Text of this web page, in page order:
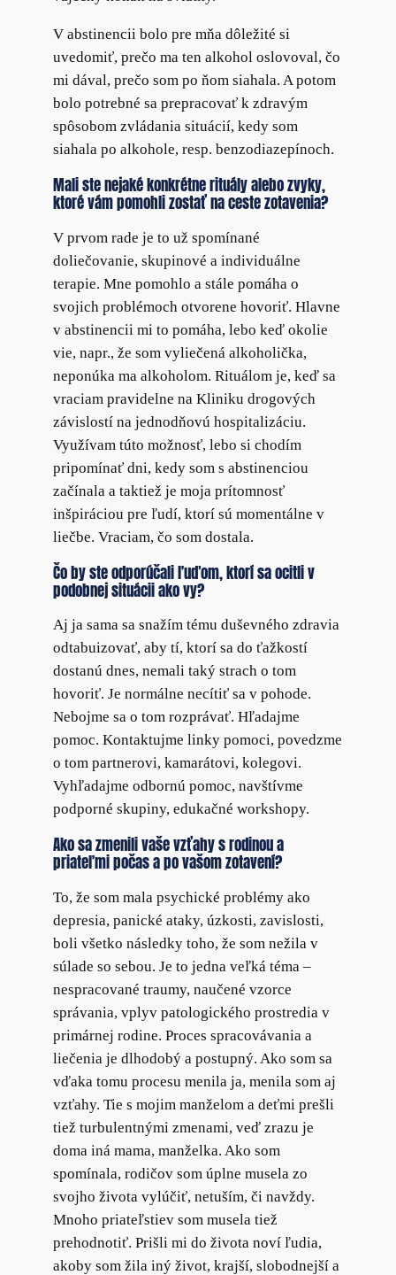
V abstinencii bolo pre mňa dôležité si
uvedomiť, prečo ma ten alkohol oslovoval, čo
mi dával, prečo som po ňom siahala. A potom
bolo potrebné sa prepracovať k zdravým
spôsobom zvládania situácií, kedy som
siahala po alkohole, resp. benzodiazepínoch.
Mali ste nejaké konkrétne rituály alebo zvyky,
ktoré vám pomohli zostať na ceste zotavenia?
V prvom rade je to už spomínané
doliečovanie, skupinové a individuálne
terapie. Mne pomohlo a stále pomáha o
svojich problémoch otvorene hovoriť. Hlavne
v abstinencii mi to pomáha, lebo keď okolie
vie, napr., že som vyliečená alkoholička,
neponúka ma alkoholom. Rituálom je, keď sa
vraciam pravidelne na Kliniku drogových
závislostí na jednodňovú hospitalizáciu.
Využívam túto možnosť, lebo si chodím
pripomínať dni, kedy som s abstinenciou
začínala a taktiež je moja prítomnosť
inšpiráciou pre ľudí, ktorí sú momentálne v
liečbe. Vraciam, čo som dostala.
Čo by ste odporúčali ľuďom, ktorí sa ocitli v
podobnej situácii ako vy?
Aj ja sama sa snažím tému duševného zdravia
odtabuizovať, aby tí, ktorí sa do ťažkostí
dostanú dnes, nemali taký strach o tom
hovoriť. Je normálne necítiť sa v pohode.
Nebojme sa o tom rozprávať. Hľadajme
pomoc. Kontaktujme linky pomoci, povedzme
o tom partnerovi, kamarátovi, kolegovi.
Vyhľadajme odbornú pomoc, navštívme
podporné skupiny, edukačné workshopy.
Ako sa zmenili vaše vzťahy s rodinou a
priateľmi počas a po vašom zotavení?
To, že som mala psychické problémy ako
depresia, panické ataky, úzkosti, zavislosti,
boli všetko následky toho, že som nežila v
súlade so sebou. Je to jedna veľká téma –
nespracované traumy, naučené vzorce
správania, vplyv patologického prostredia v
primárnej rodine. Proces spracovávania a
liečenia je dlhodobý a postupný. Ako som sa
vďaka tomu procesu menila ja, menila som aj
vzťahy. Tie s mojim manželom a deťmi prešli
tiež turbulentnými zmenami, veď zrazu je
doma iná mama, manželka. Ako som
spomínala, rodičov som úplne musela zo
svojho života vylúčiť, netuším, či navždy.
Mnoho priateľstiev som musela tiež
prehodnotiť. Prišli mi do života noví ľudia,
akoby som žila iný život, krajší, slobodnejší a